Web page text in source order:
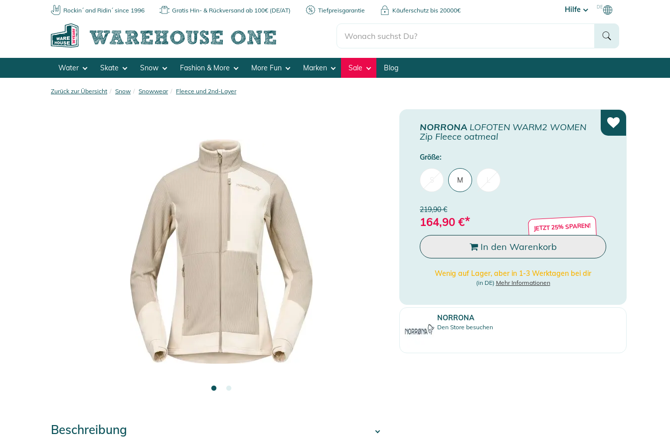
Rockin´ and Ridin´ since 1996 Gratis Hin- & Rückversand ab 100€ (DE/AT) Tiefpreisgarantie Käuferschutz bis 20000€ Hilfe DE
Water Skate Snow Fashion & More More Fun Marken Sale Blog
Zurück zur Übersicht Snow Snowwear Fleece und 2nd-Layer
NORRONA LOFOTEN WARM2 WOMEN
Zip Fleece oatmeal
Größe:
M
219,90 €
164,90 €* JETZT 25% SPAREN!
In den Warenkorb
Wenig auf Lager, aber in 1-3 Werktagen bei dir
(in DE) Mehr Informationen
NORRONA
Den Store besuchen
Beschreibung